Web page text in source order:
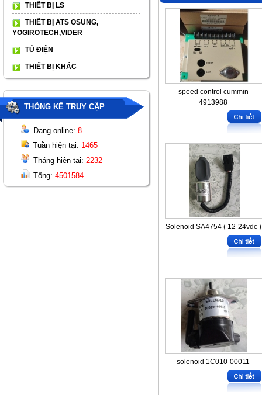
THIẾT BỊ LS
THIẾT BỊ ATS OSUNG,
YOGIROTECH,VIDER
TỦ ĐIỆN
THIẾT BỊ KHÁC
THỐNG KÊ TRUY CẬP
Đang online: 8
Tuần hiện tại: 1465
Tháng hiện tại: 2232
Tổng: 4501584
speed control cummin
4913988
Solenoid SA4754 ( 12-24vdc )
solenoid 1C010-00011